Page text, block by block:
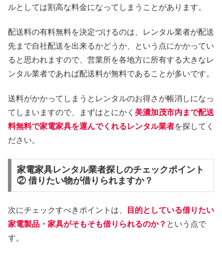
ルとしては割高な料金になってしまうことがあります。
配送料の有料無料を決定づけるのは、レンタル業者が配送
先まで自社配送を出来るかどうか、という点にかかってい
ると思われますので、営業所を各地方に所有する大きなレ
ンタル業者であれば配送料が無料であることが多いです。
送料がかかってしまうとレンタルのお得さが帳消しになっ
てしまいますので、まずはとにかく 美濃加茂市内まで配送
料無料で家電家具を運んでくれるレンタル業者を探してく
ださい。
家電家具レンタル業者探しのチェックポイント
② 借りたい物が借りられますか？
次にチェックすべきポイントは、
目的としている借りたい
家電製品・家具がそもそも借りられるのか？ という点で
す。